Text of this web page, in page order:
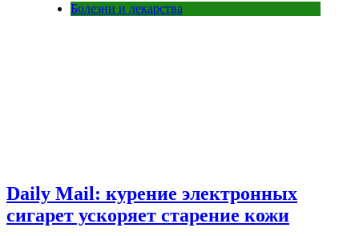
Болезни и лекарства
Daily Mail: курение электронных
сигарет ускоряет старение кожи